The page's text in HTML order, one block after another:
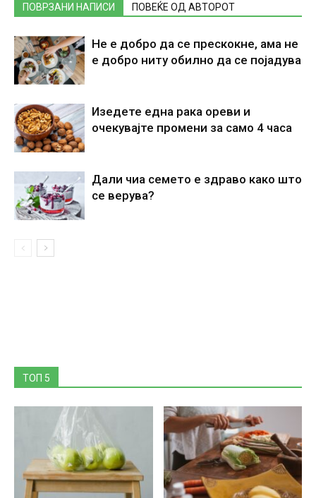
ПОВРЗАНИ НАПИСИ ПОВЕЌЕ ОД АВТОРОТ
Не е добро да се прескокне, ама не
е добро ниту обилно да се појадува
Изедете една рака ореви и
очекувајте промени за само 4 часа
Дали чиа семето е здраво како што
се верува?
ТОП 5